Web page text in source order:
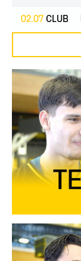
02.07 CLUB